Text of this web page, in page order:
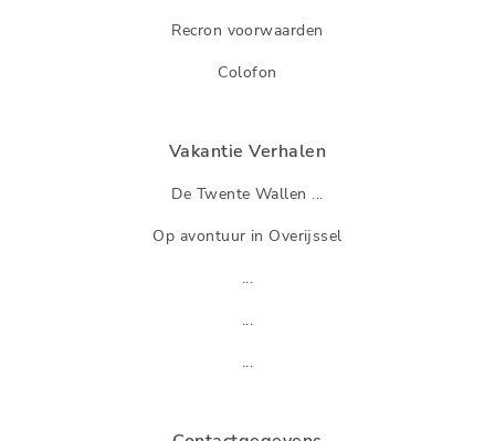
Recron voorwaarden
Colofon
Vakantie Verhalen
De Twente Wallen ...
Op avontuur in Overijssel
...
...
...